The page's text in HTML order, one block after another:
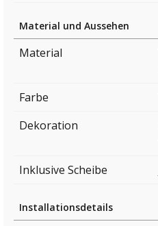
Material und Aussehen
Material
Farbe
Dekoration
Inklusive Scheibe
Installationsdetails